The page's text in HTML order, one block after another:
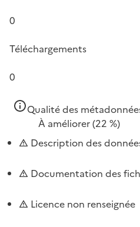
0
Téléchargements
0
Qualité des
À améliorer(22 %)
Description des
Documentation des
Licence non renseignée